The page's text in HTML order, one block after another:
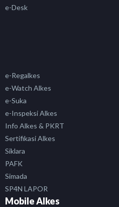
e-Desk
e-Regalkes
e-Watch Alkes
e-Suka
e-Inspeksi Alkes
Info Alkes & PKRT
Sertifikasi Alkes
Siklara
PAFK
Simada
SP4N LAPOR
Mobile Alkes